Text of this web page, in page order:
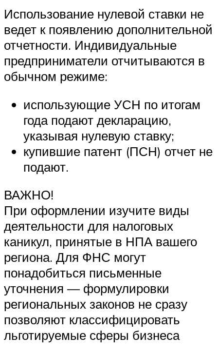
Использование нулевой ставки не
ведет к появлению дополнительной
отчетности. Индивидуальные
предприниматели отчитываются в
обычном режиме:
использующие УСН по итогам
года подают декларацию,
указывая нулевую ставку;
купившие патент (ПСН) отчет не
подают.
ВАЖНО!
При оформлении изучите виды
деятельности для налоговых
каникул, принятые в НПА вашего
региона. Для ФНС могут
понадобиться письменные
уточнения — формулировки
региональных законов не сразу
позволяют классифицировать
льготируемые сферы бизнеса